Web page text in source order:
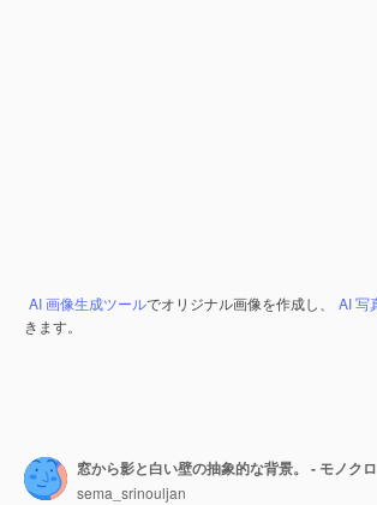
AI 画像生成ツールでオリジナル画像を作成し、 AI 写
きます。
窓から影と白い壁の抽象的な背景。 - モノクロ
sema_srinouljan